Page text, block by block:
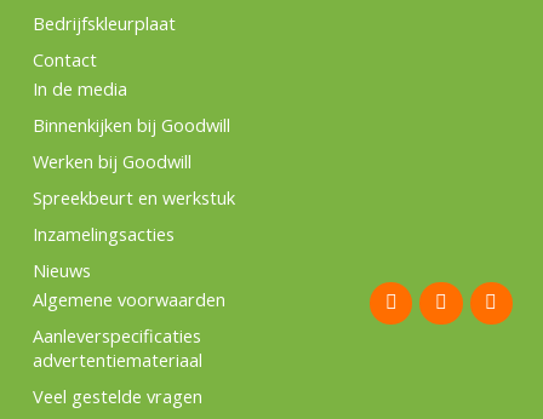
Bedrijfskleurplaat
Contact
In de media
Binnenkijken bij Goodwill
Werken bij Goodwill
Spreekbeurt en werkstuk
Inzamelingsacties
Nieuws
Algemene voorwaarden
Aanleverspecificaties
advertentiemateriaal
Veel gestelde vragen
F
a
c
I
n
s
L
i
n